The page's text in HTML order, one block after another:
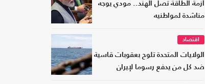
أزمة الطاقة تصل الهند.. مودي يوجه
مناشدة لمواطنيه
اقتصاد
الولايات المتحدة تلوح بعقوبات قاسية
ضد كل من يدفع رسوما لإيران